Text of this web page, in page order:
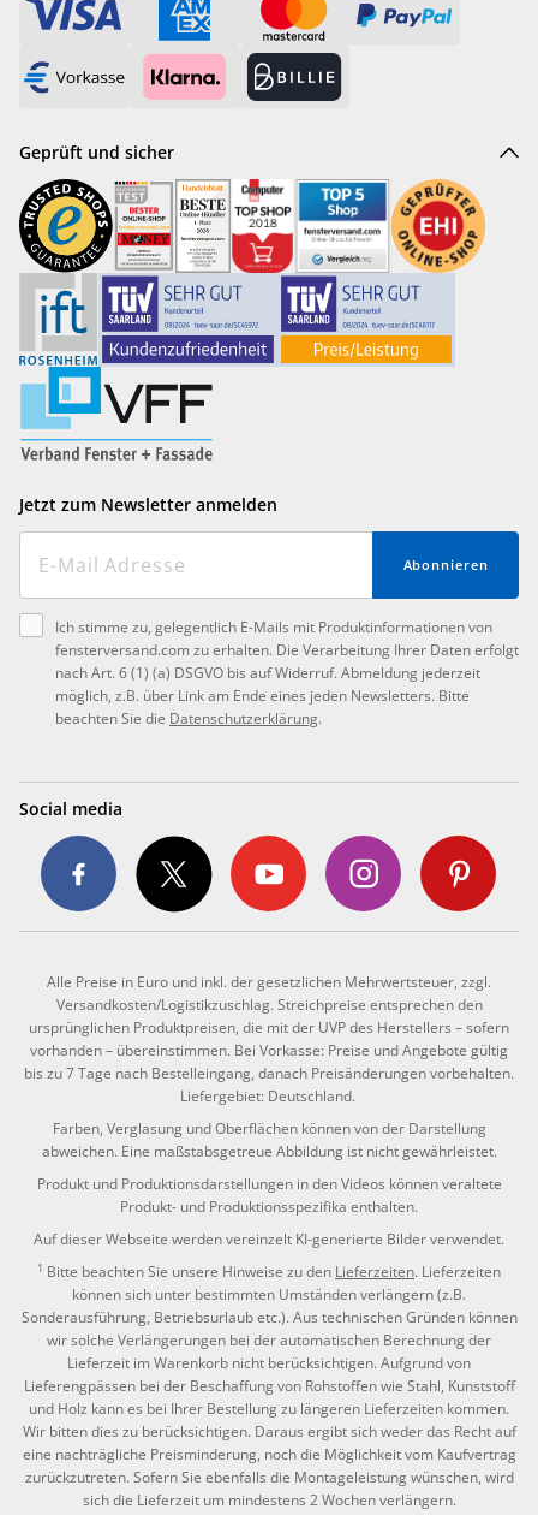
Geprüft und sicher
Jetzt zum Newsletter anmelden
Abonnieren
Ich stimme zu, gelegentlich E-Mails mit Produktinformationen von
fensterversand.com zu erhalten. Die Verarbeitung Ihrer Daten erfolgt
nach Art. 6 (1) (a) DSGVO bis auf Widerruf. Abmeldung jederzeit
möglich, z.B. über Link am Ende eines jeden Newsletters. Bitte
beachten Sie die Datenschutzerklärung.
Social media
Alle Preise in Euro und inkl. der gesetzlichen Mehrwertsteuer, zzgl.
Versandkosten/Logistikzuschlag. Streichpreise entsprechen den
ursprünglichen Produktpreisen, die mit der UVP des Herstellers – sofern
vorhanden – übereinstimmen. Bei Vorkasse: Preise und Angebote gültig
bis zu 7 Tage nach Bestelleingang, danach Preisänderungen vorbehalten.
Liefergebiet: Deutschland.
Farben, Verglasung und Oberflächen können von der Darstellung
abweichen. Eine maßstabsgetreue Abbildung ist nicht gewährleistet.
Produkt und Produktionsdarstellungen in den Videos können veraltete
Produkt- und Produktionsspezifika enthalten.
Auf dieser Webseite werden vereinzelt KI-generierte Bilder verwendet.
1 Bitte beachten Sie unsere Hinweise zu den Lieferzeiten. Lieferzeiten
können sich unter bestimmten Umständen verlängern (z.B.
Sonderausführung, Betriebsurlaub etc.). Aus technischen Gründen können
wir solche Verlängerungen bei der automatischen Berechnung der
Lieferzeit im Warenkorb nicht berücksichtigen. Aufgrund von
Lieferengpässen bei der Beschaffung von Rohstoffen wie Stahl, Kunststoff
und Holz kann es bei Ihrer Bestellung zu längeren Lieferzeiten kommen.
Wir bitten dies zu berücksichtigen. Daraus ergibt sich weder das Recht auf
eine nachträgliche Preisminderung, noch die Möglichkeit vom Kaufvertrag
zurückzutreten. Sofern Sie ebenfalls die Montageleistung wünschen, wird
sich die Lieferzeit um mindestens 2 Wochen verlängern.